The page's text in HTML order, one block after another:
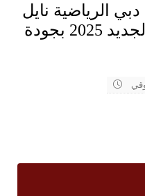
دبي الرياضية نايل
سات Dubai Sports 1 الجديد 2025 بجودة